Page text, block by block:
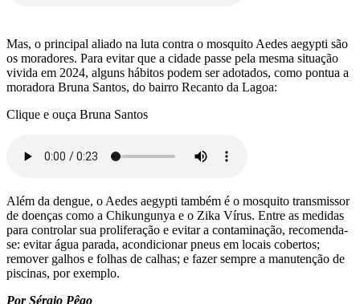
Mas, o principal aliado na luta contra o mosquito Aedes aegypti são
os moradores. Para evitar que a cidade passe pela mesma situação
vivida em 2024, alguns hábitos podem ser adotados, como pontua a
moradora Bruna Santos, do bairro Recanto da Lagoa:
Clique e ouça Bruna Santos
Além da dengue, o Aedes aegypti também é o mosquito transmissor
de doenças como a Chikungunya e o Zika Vírus. Entre as medidas
para controlar sua proliferação e evitar a contaminação, recomenda-
se: evitar água parada, acondicionar pneus em locais cobertos;
remover galhos e folhas de calhas; e fazer sempre a manutenção de
piscinas, por exemplo.
Por Sérgio Pêgo